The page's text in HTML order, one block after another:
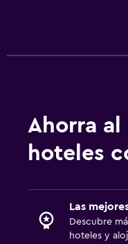
Ahorra al
hoteles
Las
Descubre
hoteles y